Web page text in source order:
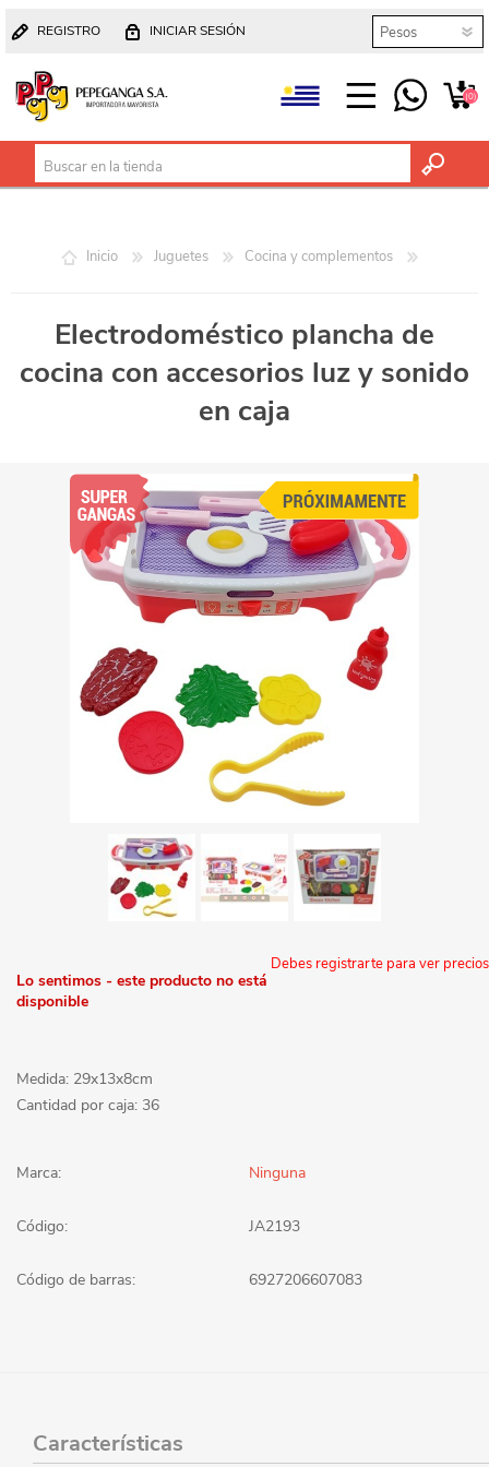
REGISTRO INICIAR SESIÓN
(0)
Inicio Juguetes Cocina y complementos
Electrodoméstico plancha de
cocina con accesorios luz y sonido
en caja
Debes registrarte para ver precios
Lo sentimos - este producto no está
disponible
Medida: 29x13x8cm
Cantidad por caja: 36
Marca: Ninguna
Código: JA2193
Código de barras: 6927206607083
Características